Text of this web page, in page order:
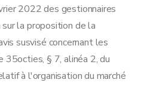
2022 des gestionnaires
la proposition de la
susvisé concernant les
§ 7, alinéa 2, du
à l'organisation du marché